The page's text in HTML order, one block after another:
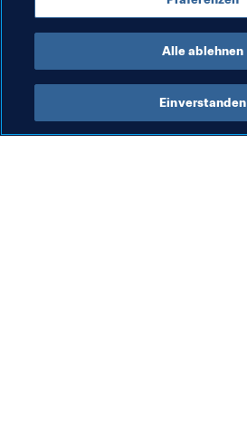
CAF
Alle ablehnen
Einverstanden